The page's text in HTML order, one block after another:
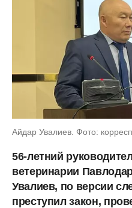
Айдар Увалиев. Фото:
56-летний
ветеринарии
Увалиев, по версии
преступил закон,